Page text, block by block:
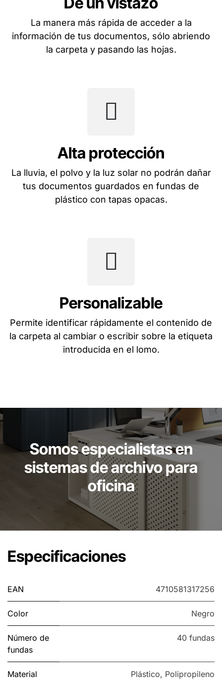
La manera más rápida de acceder a la
información de tus documentos, sólo abriendo
la carpeta y pasando las hojas.
Alta protección
La lluvia, el polvo y la luz solar no podrán dañar
tus documentos guardados en fundas de
plástico con tapas opacas.
Personalizable
Permite identificar rápidamente el contenido de
la carpeta al cambiar o escribir sobre la etiqueta
introducida en el lomo.
Somos especialistas en
sistemas de archivo para
oficina
Especificaciones
EAN 4710581317256
Color Negro
Número de
fundas
40 fundas
Material Plástico, Polipropileno